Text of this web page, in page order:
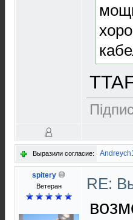
Выразили согласие:
spitery
Ветеран RE: